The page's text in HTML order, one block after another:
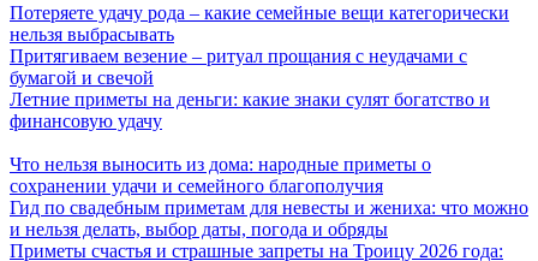
Потеряете удачу рода – какие семейные вещи категорически
нельзя выбрасывать
Притягиваем везение – ритуал прощания с неудачами с
бумагой и свечой
Летние приметы на деньги: какие знаки сулят богатство и
финансовую удачу
Что нельзя выносить из дома: народные приметы о
сохранении удачи и семейного благополучия
Гид по свадебным приметам для невесты и жениха: что можно
и нельзя делать, выбор даты, погода и обряды
Приметы счастья и страшные запреты на Троицу 2026 года: